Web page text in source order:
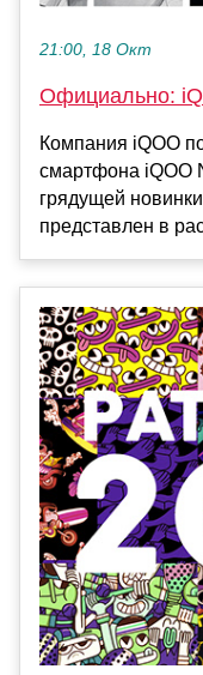
21:00, 18 Окт
Официально:
Компания iQOO
смартфона iQOO
грядущей
представлен в